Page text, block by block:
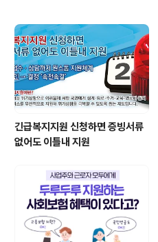
긴급복지지원 신청하면 증빙서류
없어도 이틀내 지원